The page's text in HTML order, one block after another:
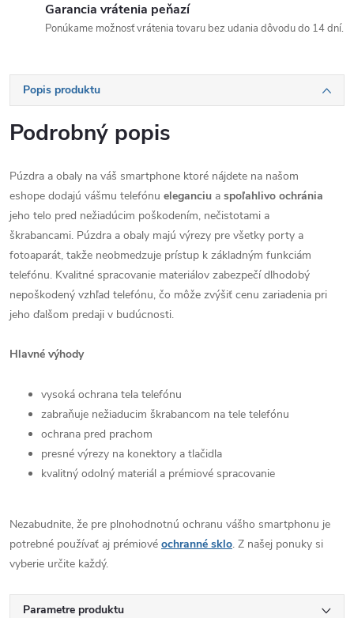
Garancia vrátenia peňazí
Ponúkame možnosť vrátenia tovaru bez udania dôvodu do 14 dní.
Popis produktu
Podrobný popis
Púzdra a obaly na váš smartphone ktoré nájdete na našom
eshope dodajú vášmu telefónu eleganciu a spoľahlivo ochránia
jeho telo pred nežiadúcim poškodením, nečistotami a
škrabancami. Púzdra a obaly majú výrezy pre všetky porty a
fotoaparát, takže neobmedzuje prístup k základným funkciám
telefónu. Kvalitné spracovanie materiálov zabezpečí dlhodobý
nepoškodený vzhľad telefónu, čo môže zvýšiť cenu zariadenia pri
jeho ďalšom predaji v budúcnosti.
Hlavné výhody
vysoká ochrana tela telefónu
zabraňuje nežiaducim škrabancom na tele telefónu
ochrana pred prachom
presné výrezy na konektory a tlačidla
kvalitný odolný materiál a prémiové spracovanie
Nezabudnite, že pre plnohodnotnú ochranu vášho smartphonu je
potrebné používať aj prémiové ochranné sklo. Z našej ponuky si
vyberie určite každý.
Parametre produktu